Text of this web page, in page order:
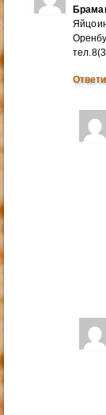
Брама
Яйцо
тел.